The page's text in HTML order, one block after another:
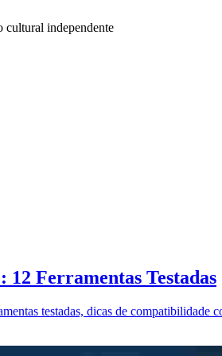
cultural independente
Ferramentas Testadas
testadas, dicas de